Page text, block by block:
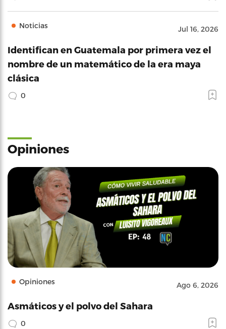
Noticias Jul 16, 2026
Identifican en Guatemala por primera vez el
nombre de un matemático de la era maya
clásica
0
Opiniones
Opiniones Ago 6, 2026
Asmáticos y el polvo del Sahara
0